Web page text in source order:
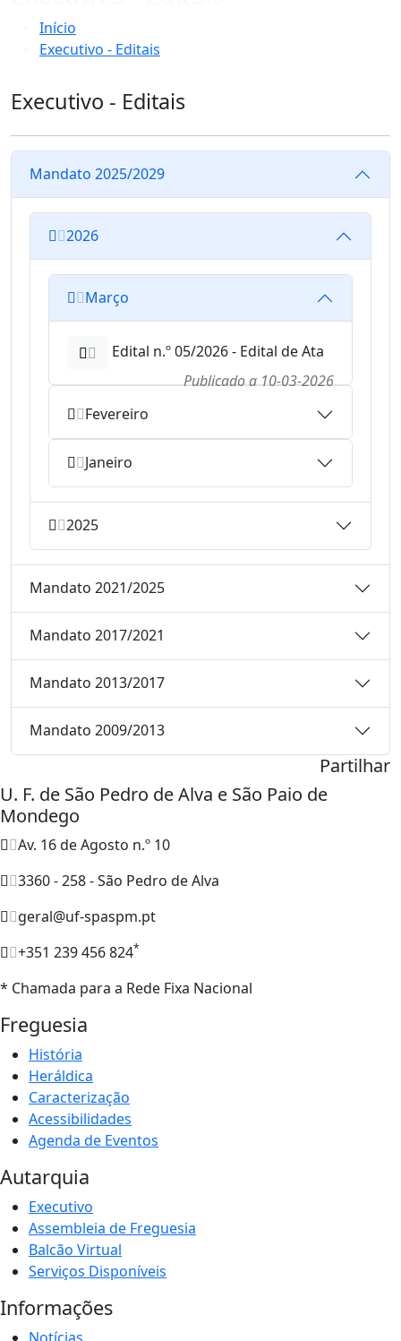
Início
Executivo - Editais
Executivo - Editais
Mandato 2025/2029
2026
Março
Edital n.º 05/2026 - Edital de Ata
Publicado a10-03-2026
Fevereiro
Janeiro
2025
Mandato 2021/2025
Mandato 2017/2021
Mandato 2013/2017
Mandato 2009/2013
Partilhar
U. F. de São Pedro de Alva e São Paio de
Mondego
Av. 16 de Agosto n.º 10
3360 - 258 - São Pedro de Alva
geral@uf-spaspm.pt
+351 239 456 824*
* Chamada para a Rede Fixa Nacional
Freguesia
História
Heráldica
Caracterização
Acessibilidades
Agenda de Eventos
Autarquia
Executivo
Assembleia de Freguesia
Balcão Virtual
Serviços Disponíveis
Informações